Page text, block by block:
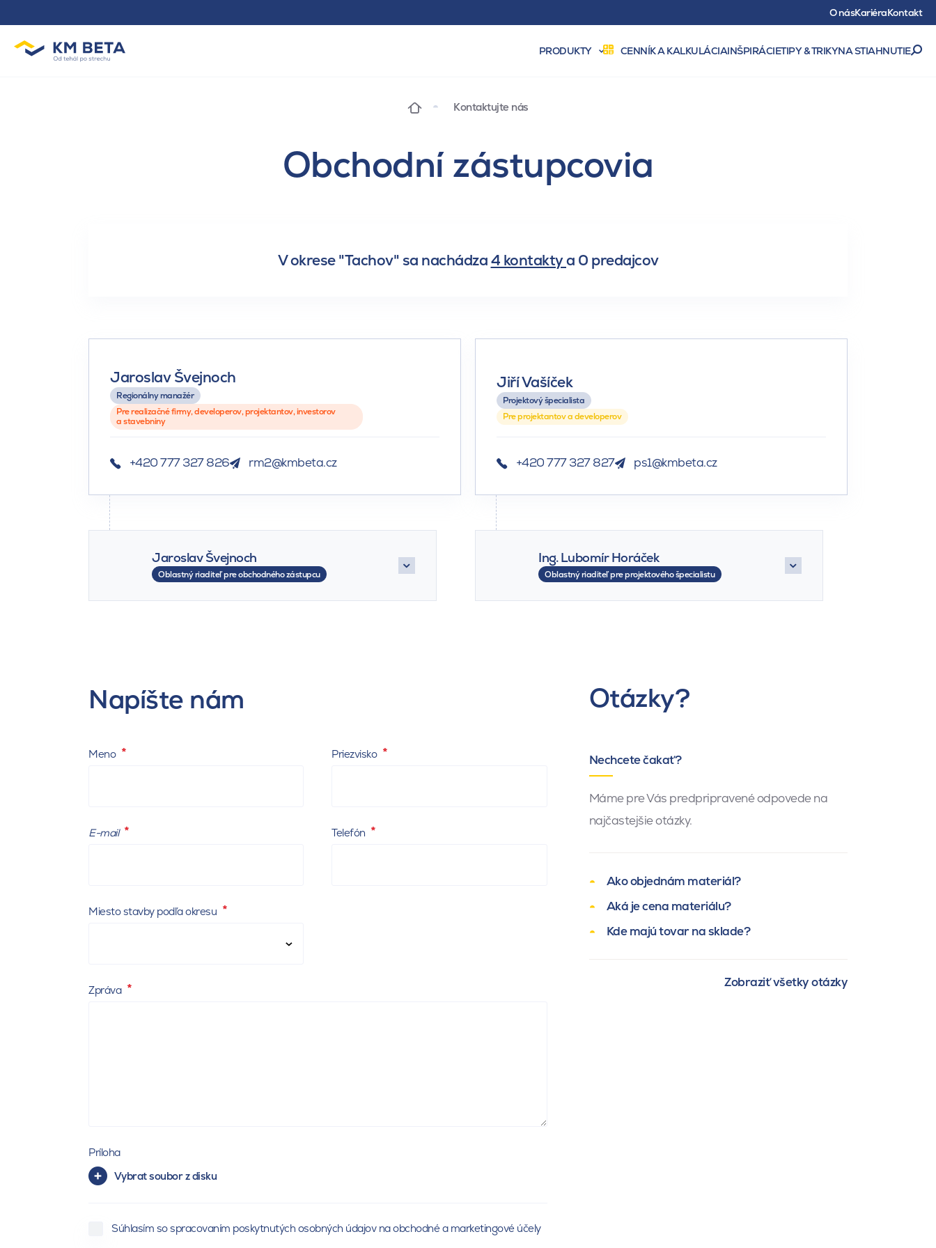
O násKariéraKontakt
PRODUKTY CENNÍK A KALKULÁCIAINŠPIRÁCIETIPY & TRIKYNA STIAHNUTIE
Kontaktujte nás
Obchodní zástupcovia
V okrese "Tachov" sa nachádza4 kontaktya 0 predajcov
Jaroslav Švejnoch
Regionálny manažér
Pre realizačné firmy, developerov, projektantov, investorov
a stavebniny
+420 777 327 826 rm2@kmbeta.cz
Jaroslav Švejnoch
Oblastný riaditeľ pre obchodného zástupcu
Jiří Vašíček
Projektový špecialista
Pre projektantov a developerov
+420 777 327 827 ps1@kmbeta.cz
Ing. Lubomír Horáček
Oblastný riaditeľ pre projektového špecialistu
Napíšte nám
Meno Priezvisko
E-mail Telefón
Miesto stavby podľa okresu
Zpráva
Príloha
Vybrat soubor z disku
Súhlasím so spracovaním poskytnutých osobných údajov na obchodné a marketingové účely
Otázky?
Nechcete čakať?
Máme pre Vás predpripravené odpovede na
najčastejšie otázky.
Ako objednám materiál?
Aká je cena materiálu?
Kde majú tovar na sklade?
Zobraziť všetky otázky